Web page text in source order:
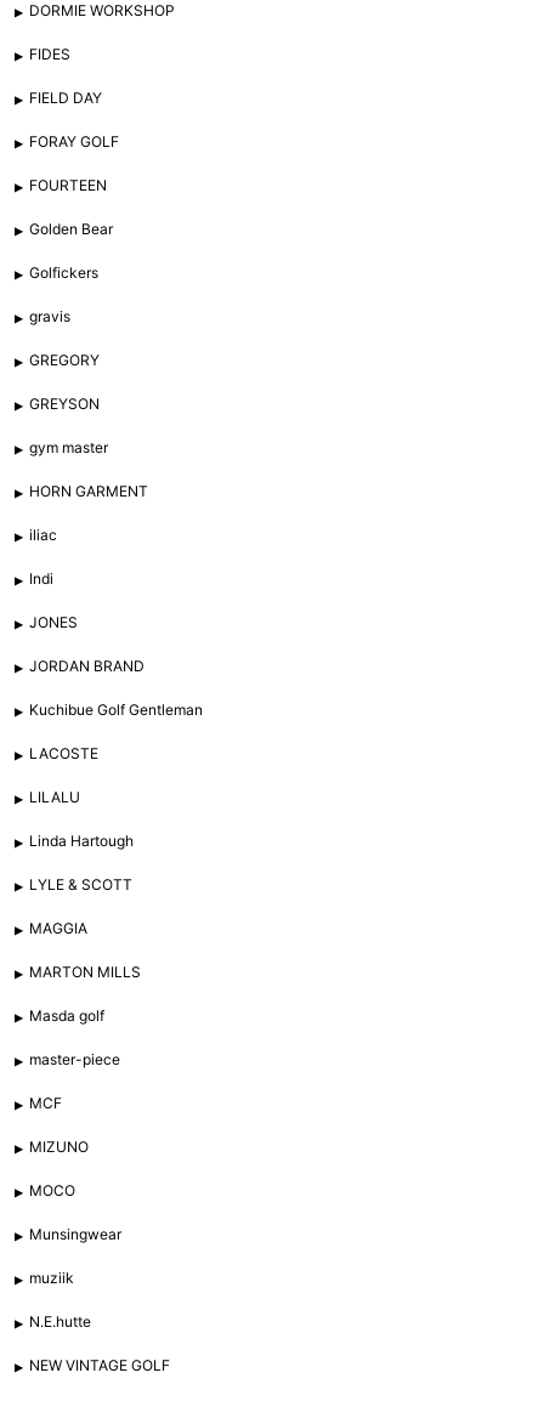
DORMIE WORKSHOP
FIDES
FIELD DAY
FORAY GOLF
FOURTEEN
Golden Bear
Golfickers
gravis
GREGORY
GREYSON
gym master
HORN GARMENT
iliac
Indi
JONES
JORDAN BRAND
Kuchibue Golf Gentleman
LACOSTE
LILALU
Linda Hartough
LYLE & SCOTT
MAGGIA
MARTON MILLS
Masda golf
master-piece
MCF
MIZUNO
MOCO
Munsingwear
muziik
N.E.hutte
NEW VINTAGE GOLF